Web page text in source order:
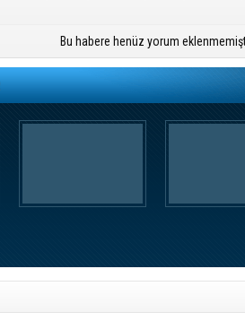
Bu habere henüz yorum